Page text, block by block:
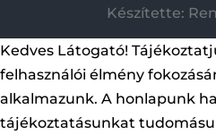
Készítette:
Kedves Látogató!
felhasználói élmény
alkalmazunk. A honlapunk
tájékoztatásunkat